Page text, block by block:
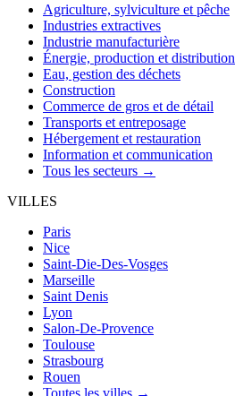
Agriculture, sylviculture et pêche
Industries extractives
Industrie manufacturière
Énergie, production et distribution
Eau, gestion des déchets
Construction
Commerce de gros et de détail
Transports et entreposage
Hébergement et restauration
Information et communication
Tous les secteurs →
VILLES
Paris
Nice
Saint-Die-Des-Vosges
Marseille
Saint Denis
Lyon
Salon-De-Provence
Toulouse
Strasbourg
Rouen
Toutes les villes →